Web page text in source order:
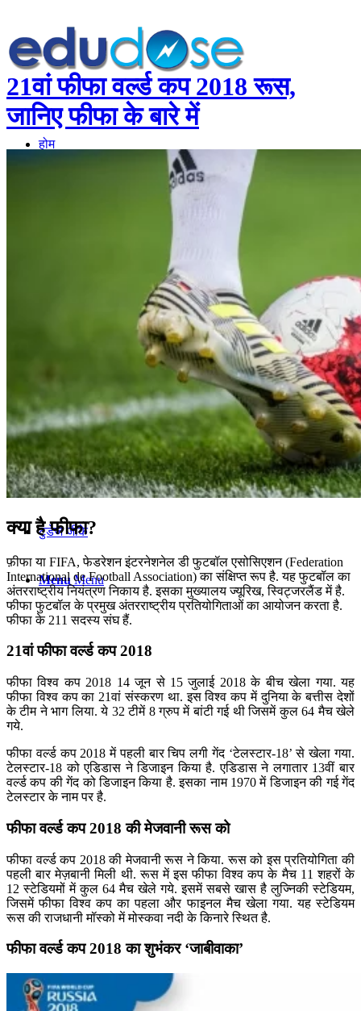
होम
अंग्रेजी
मॉक टेस्ट
टुडेज जीके
Menu Menu
21वां फीफा वर्ल्ड कप 2018 रूस,
जानिए फीफा के बारे में
क्या है फीफा?
फ़ीफा या FIFA, फेडरेशन इंटरनेशनेल डी फुटबॉल एसोसिएशन (Federation
International de Football Association) का संक्षिप्त रूप है. यह फुटबॉल का
अंतरराष्ट्रीय नियंत्रण निकाय है. इसका मुख्यालय ज्यूरिख, स्विट्जरलैंड में है.
फीफा फुटबॉल के प्रमुख अंतरराष्ट्रीय प्रतियोगिताओं का आयोजन करता है.
फीफा के 211 सदस्य संघ हैं.
21वां फीफा वर्ल्ड कप 2018
फीफा विश्व कप 2018 14 जून से 15 जुलाई 2018 के बीच खेला गया. यह
फीफा विश्व कप का 21वां संस्करण था. इस विश्व कप में दुनिया के बत्तीस देशों
के टीम ने भाग लिया. ये 32 टीमें 8 ग्रुप में बांटी गई थी जिसमें कुल 64 मैच खेले
गये.
फीफा वर्ल्ड कप 2018 में पहली बार चिप लगी गेंद ‘टेलस्टार-18’ से खेला गया.
टेलस्टार-18 को एडिडास ने डिजाइन किया है. एडिडास ने लगातार 13वीं बार
वर्ल्ड कप की गेंद को डिजाइन किया है. इसका नाम 1970 में डिजाइन की गई गेंद
टेलस्टार के नाम पर है.
फीफा वर्ल्ड कप 2018 की मेजवानी रूस को
फीफा वर्ल्ड कप 2018 की मेजवानी रूस ने किया. रूस को इस प्रतियोगिता की
पहली बार मेज़बानी मिली थी. रूस में इस फीफा विश्व कप के मैच 11 शहरों के
12 स्टेडियमों में कुल 64 मैच खेले गये. इसमें सबसे खास है लुज्निकी स्टेडियम,
जिसमें फीफा विश्व कप का पहला और फाइनल मैच खेला गया. यह स्टेडियम
रूस की राजधानी मॉस्को में मोस्कवा नदी के किनारे स्थित है.
फीफा वर्ल्ड कप 2018 का शुभंकर ‘जाबीवाका’